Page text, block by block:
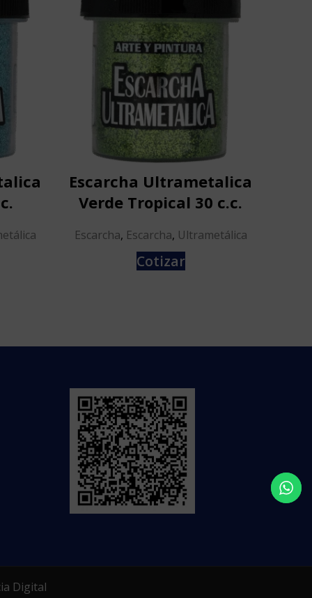
Escarcha Ultrametalica
Verde Tropical 30 c.c.
Escarcha, Escarcha, Ultrametálica
Cotizar
Digital